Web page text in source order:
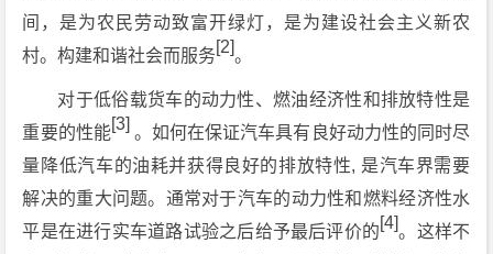
间，是为农民劳动致富开绿灯，是为建设社会主义新农
村。构建和谐社会而服务[2]。
对于低俗载货车的动力性、燃油经济性和排放特性是
重要的性能[3] 。如何在保证汽车具有良好动力性的同时尽
量降低汽车的油耗并获得良好的排放特性, 是汽车界需要
解决的重大问题。通常对于汽车的动力性和燃料经济性水
平是在进行实车道路试验之后给予最后评价的[4]。这样不